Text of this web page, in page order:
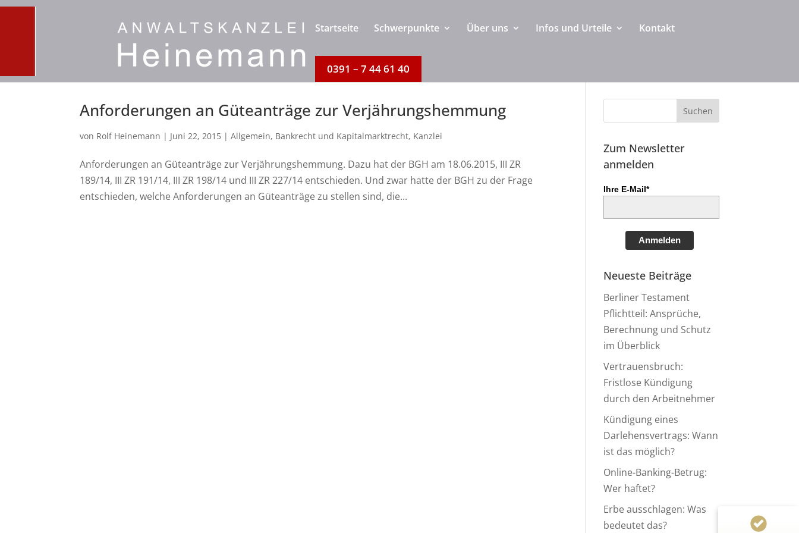
Startseite Schwerpunkte Über uns Infos und Urteile Kontakt
0391 – 7 44 61 40
Anforderungen an Güteanträge zur Verjährungshemmung
von Rolf Heinemann | Juni 22, 2015 |Allgemein, Bankrecht und Kapitalmarktrecht, Kanzlei
Anforderungen an Güteanträge zur Verjährungshemmung. Dazu hat der BGH am 18.06.2015, III ZR
189/14, III ZR 191/14, III ZR 198/14 und III ZR 227/14 entschieden. Und zwar hatte der BGH zu der Frage
entschieden, welche Anforderungen an Güteanträge zu stellen sind, die...
Zum Newsletter
anmelden
Ihre E-Mail*
Anmelden
Neueste Beiträge
Berliner Testament
Pflichtteil: Ansprüche,
Berechnung und Schutz
im Überblick
Vertrauensbruch:
Fristlose Kündigung
durch den Arbeitnehmer
Kündigung eines
Darlehensvertrags: Wann
ist das möglich?
Online-Banking-Betrug:
Wer haftet?
Erbe ausschlagen: Was
bedeutet das?
Anwaltskanzlei Heinemann & Rummel GbR
SEHR GUT
4,94 / 5,00
Bewertungen auf
ProvenExpert.com
124
Bewertungen von 1
anderen Quelle